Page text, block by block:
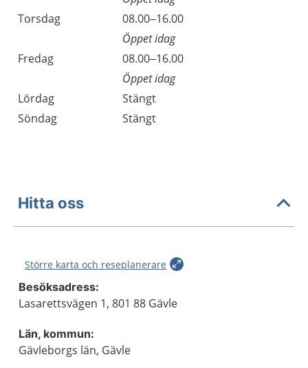
Torsdag
08.00–16.00
Öppet idag
Fredag
08.00–16.00
Öppet idag
Lördag
Stängt
Söndag
Stängt
Hitta oss
Större karta och reseplanerare
Besöksadress:
Lasarettsvägen 1, 801 88 Gävle
Län, kommun:
Gävleborgs län, Gävle